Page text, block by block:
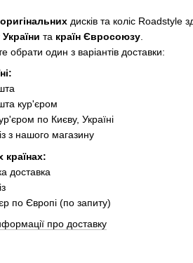
оригінальних дисків та коліс Roadstyle
Українита країн Євросоюзу
обрати один з варіантів доставки:
кур'єром
по Києву, Україні
з нашого магазину
країнах:
доставка
по Європі (по запиту)
про доставку